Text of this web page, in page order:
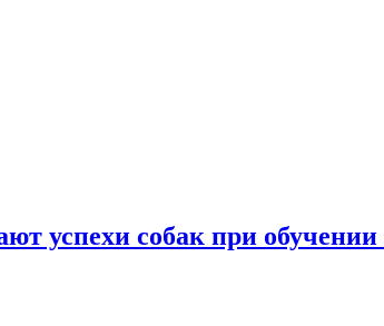
успехи собак при